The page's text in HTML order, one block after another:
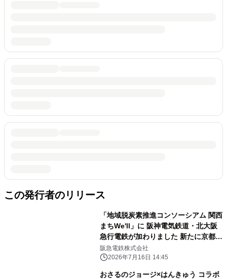
この発行者のリリース
「地域脱炭素推進コンソーシアム 関西
まちWe'll」に 阪神電気鉄道・北大阪
急行電鉄が加わりました 新たに京都
市・守口市・芦屋市との連携協定を締
結
阪急電鉄株式会社
2026年7月16日 14:45
おさるのジョージ×はんきゅう コラボ